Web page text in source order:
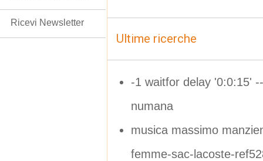
Ultime ricerche
-1 waitfor delay '0:0:15'
numana
musica massimo
femme-sac-lacoste-
Ricevi Newsletter